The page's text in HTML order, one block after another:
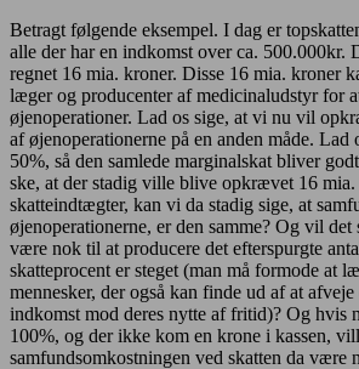
Betragt følgende eksempel. I dag er
alle der har en indkomst over ca. 500.000kr.
regnet 16 mia. kroner. Disse 16 mia. kroner
læger og producenter af medicinaludstyr for
øjenoperationer. Lad os sige, at vi nu vil
af øjenoperationerne på en anden måde.
50%, så den samlede marginalskat bliver
ske, at der stadig ville blive opkrævet 16
skatteindtægter, kan vi da stadig sige, at
øjenoperationerne, er den samme? Og vil
være nok til at producere det efterspurgte
skatteprocent er steget (man må formode at
mennesker, der også kan finde ud af at
indkomst mod deres nytte af fritid)? Og hvis
100%, og der ikke kom en krone i kassen,
samfundsomkostningen ved skatten da være